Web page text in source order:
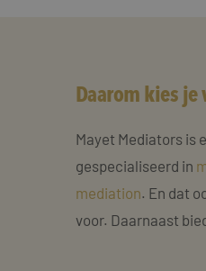
Daarom kies
Mayet Mediators is
gespecialiseerd in
mediation. En dat
voor. Daarnaast